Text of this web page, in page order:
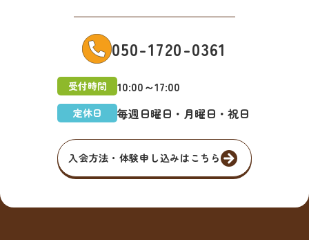
050-1720-0361
受付時間 10:00～17:00
定休日 毎週日曜日・月曜日・祝日
入会方法・体験申し込みはこちら